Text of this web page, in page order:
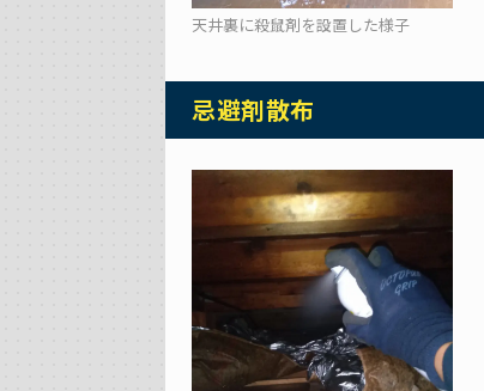
天井裏に殺鼠剤を設置した様子
忌避剤散布